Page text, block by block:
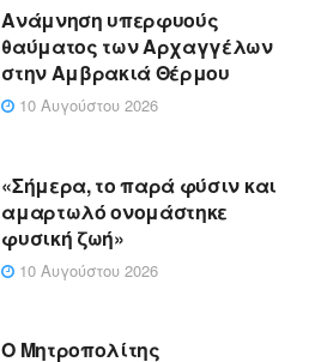
Ανάμνηση υπερφυούς
θαύματος των Αρχαγγέλων
στην Αμβρακιά Θέρμου
10 Αυγούστου 2026
«Σήμερα, το παρά φύσιν και
αμαρτωλό ονομάστηκε
φυσική ζωή»
10 Αυγούστου 2026
Ο Μητροπολίτης